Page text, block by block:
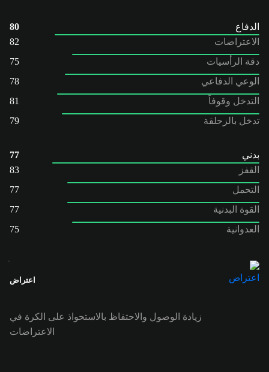
الدفاع
80
الاعتراضات
82
دقة الرأسيات
75
الوعي الدفاعي
78
التدخل وقوفاً
81
تدخل بالزحلقة
79
بدني
77
القفز
83
التحمل
77
القوة البدنية
77
العدوانية
75
اعتراض
زيادة الوصول والاحتفاظ بالاستحواذ على الكرة في
الاعتراضات